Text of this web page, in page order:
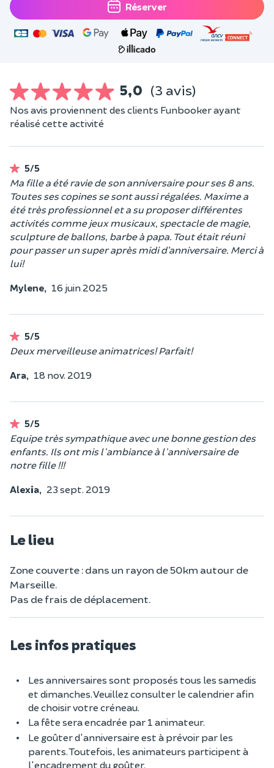
Réserver
5,0 (3 avis)
Nos avis proviennent des clients Funbooker ayant
réalisé cette activité
5/5
Ma fille a été ravie de son anniversaire pour ses 8 ans.
Toutes ses copines se sont aussi régalées. Maxime a
été très professionnel et a su proposer différentes
activités comme jeux musicaux, spectacle de magie,
sculpture de ballons, barbe à papa. Tout était réuni
pour passer un super après midi d’anniversaire. Merci à
lui!
Mylene, 16 juin 2025
5/5
Deux merveilleuse animatrices! Parfait!
Ara, 18 nov. 2019
5/5
Equipe très sympathique avec une bonne gestion des
enfants. Ils ont mis l'ambiance à l'anniversaire de
notre fille !!!
Alexia, 23 sept. 2019
Le lieu
Zone couverte : dans un rayon de 50km autour de
Marseille.
Pas de frais de déplacement.
Les infos pratiques
Les anniversaires sont proposés tous les samedis
et dimanches. Veuillez consulter le calendrier afin
de choisir votre créneau.
La fête sera encadrée par 1 animateur.
Le goûter d'anniversaire est à prévoir par les
parents. Toutefois, les animateurs participent à
l'encadrement du goûter.